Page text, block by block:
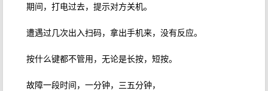
期间，打电过去，提示对方关机。
遭遇过几次出入扫码，拿出手机来，没有反应。
按什么键都不管用，无论是长按，短按。
故障一段时间，一分钟，三五分钟，